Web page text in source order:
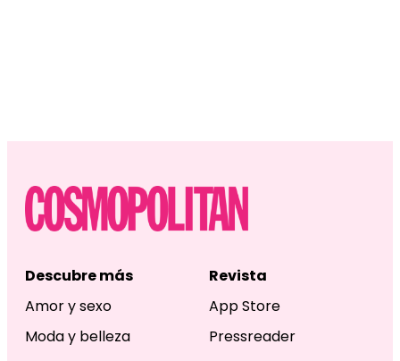
Descubre más
Amor y sexo
Moda y belleza
Revista
App Store
Pressreader